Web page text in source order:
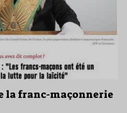
la franc-maçonnerie